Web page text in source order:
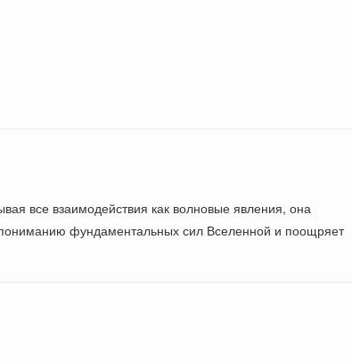
все взаимодействия как волновые явления, она
пониманию фундаментальных сил Вселенной и поощряет